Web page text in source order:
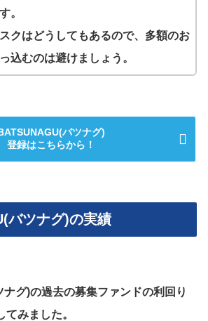
。
クはどうしてもあるので、多額のお
込むのは避けましょう。
バツナグ)
登録はこちらから！
バツナグ)の実績
グ)の過去の募集ファンドの利回り
てみました。